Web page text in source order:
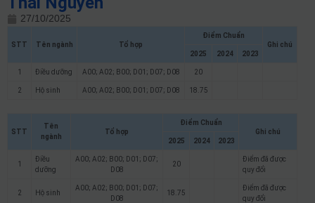
27/10/2025
STT Tên ngành Tổ hợp
Điểm Chuẩn
Ghi chú
2025
2024 2023
1 Điều dưỡng A00; A02; B00; D01; D07; D08 20
2 Hộ sinh A00; A02; B00; D01; D07; D08 18.75
STT
Tên
ngành
Tổ hợp
Điểm Chuẩn
Ghi chú
2025
2024 2023
1
Điều
dưỡng
A00; A02; B00; D01; D07;
D08
20
Điểm đã được
quy đổi
2 Hộ sinh
A00; A02; B00; D01; D07;
D08
18.75
Điểm đã được
quy đổi